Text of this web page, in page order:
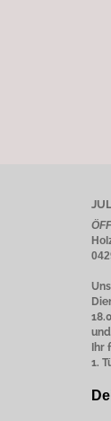
1.